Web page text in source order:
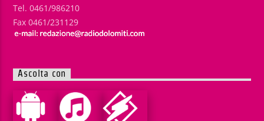
Tel. 0461/986210
Fax 0461/231129
Ascolta con